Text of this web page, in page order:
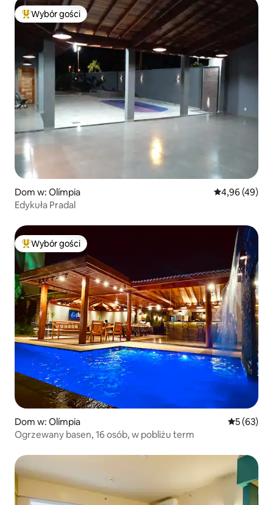
Najpopularniejsze z kategorii Wybór gości
Wybór gości
Dom w: Olímpia Średnia
4,96 (49)
Edykuła Pradal
Najpopularniejsze z kategorii Wybór gości
Wybór gości
Dom w: Olímpia Średnia
5 (63)
Ogrzewany basen, 16 osób, w pobliżu term